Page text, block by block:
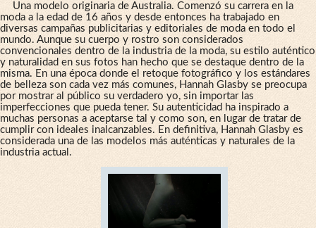
Una modelo originaria de Australia. Comenzó su carrera en la
moda a la edad de 16 años y desde entonces ha trabajado en
diversas campañas publicitarias y editoriales de moda en todo el
mundo. Aunque su cuerpo y rostro son considerados
convencionales dentro de la industria de la moda, su estilo auténtico
y naturalidad en sus fotos han hecho que se destaque dentro de la
misma. En una época donde el retoque fotográfico y los estándares
de belleza son cada vez más comunes, Hannah Glasby se preocupa
por mostrar al público su verdadero yo, sin importar las
imperfecciones que pueda tener. Su autenticidad ha inspirado a
muchas personas a aceptarse tal y como son, en lugar de tratar de
cumplir con ideales inalcanzables. En definitiva, Hannah Glasby es
considerada una de las modelos más auténticas y naturales de la
industria actual.